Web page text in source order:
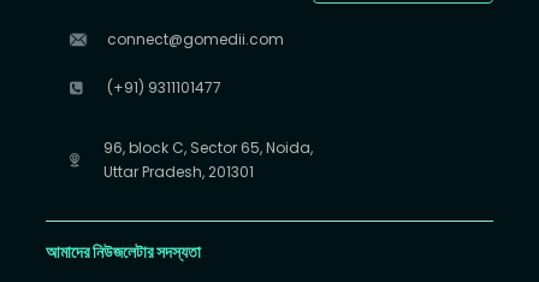
connect@gomedii.com
(+91) 9311101477
96, block C, Sector 65, Noida,
Uttar Pradesh, 201301
আমাদের নিউজলেটার সদস্যতা